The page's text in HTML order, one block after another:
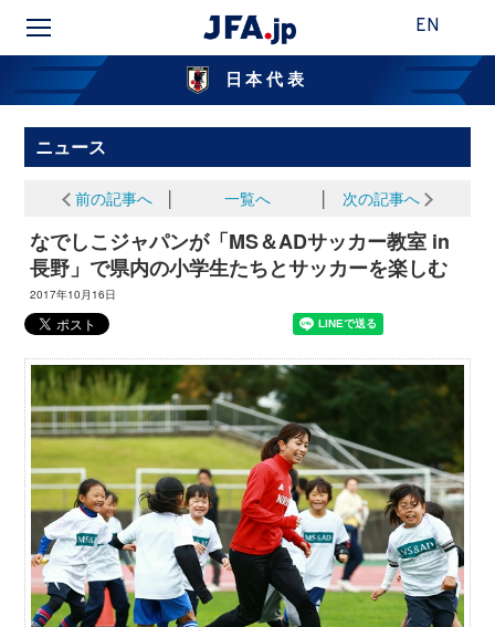
EN
日本代表
ニュース
前の記事へ 一覧へ 次の記事へ
なでしこジャパンが「MS＆ADサッカー教室 in
長野」で県内の小学生たちとサッカーを楽しむ
2017年10月16日